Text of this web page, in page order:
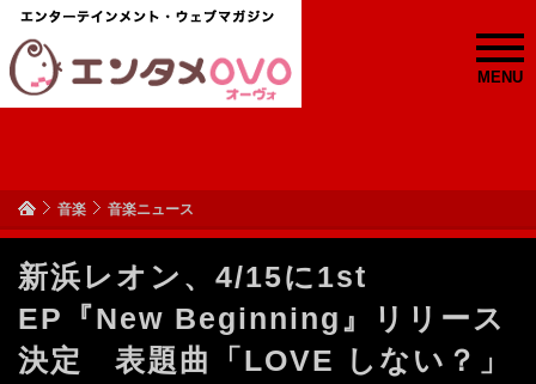
MENU
音楽 音楽ニュース
新浜レオン、4/15に1st
EP『New Beginning』リリース
決定 表題曲「LOVE しない？」